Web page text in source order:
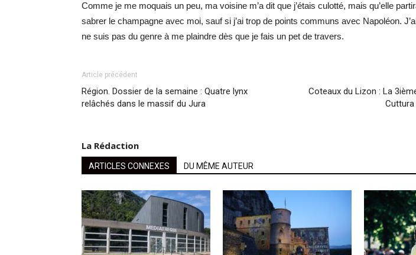
Comme je me moquais un peu, ma voisine m’a dit que j’étais culotté, mais qu’elle
sabrer le champagne avec moi, sauf si j’ai trop de points communs avec Napoléon.
ne suis pas du genre à me plaindre dès que je fais un pet de travers.
Article précédent
Région. Dossier de la semaine : Quatre lynx
relâchés dans le massif du Jura
Coteaux du Lizon : La
Cuttura
La Rédaction
ARTICLES CONNEXES DU MÊME AUTEUR